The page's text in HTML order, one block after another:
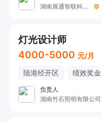
湖南展通智联科技有限公司
灯光设计师
4000-5000 元/月
陆港经开区 绩效奖金
负责人
湖南竹石照明有限公司